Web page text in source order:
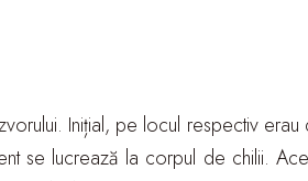
Inițial, pe locul respectiv
se lucrează la corpul de chilii.